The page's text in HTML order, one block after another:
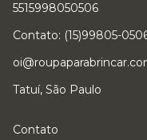
5515998050506
Contato: (15)99805-
Tatuí, São Paulo
Contato